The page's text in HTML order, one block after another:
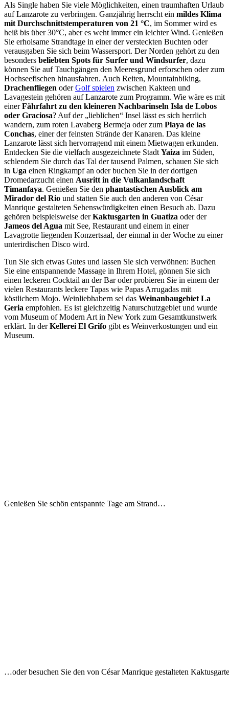
Als Single haben Sie viele Möglichkeiten, einen traumhaften Urlaub
auf Lanzarote zu verbringen. Ganzjährig herrscht ein mildes Klima
mit Durchschnittstemperaturen von 21 °C, im Sommer wird es
heiß bis über 30°C, aber es weht immer ein leichter Wind. Genießen
Sie erholsame Strandtage in einer der versteckten Buchten oder
verausgaben Sie sich beim Wassersport. Der Norden gehört zu den
besonders beliebten Spots für Surfer und Windsurfer, dazu
können Sie auf Tauchgängen den Meeresgrund erforschen oder zum
Hochseefischen hinausfahren. Auch Reiten, Mountainbiking,
Drachenfliegen oderGolf spielen zwischen Kakteen und
Lavagestein gehören auf Lanzarote zum Programm. Wie wäre es mit
einerFährfahrt zu den kleineren Nachbarinseln Isla de Lobos
oder Graciosa? Auf der „lieblichen“ Insel lässt es sich herrlich
wandern, zum roten Lavaberg Bermeja oder zum Playa de las
Conchas, einer der feinsten Strände der Kanaren. Das kleine
Lanzarote lässt sich hervorragend mit einem Mietwagen erkunden.
Entdecken Sie die vielfach ausgezeichnete Stadt Yaiza im Süden,
schlendern Sie durch das Tal der tausend Palmen, schauen Sie sich
in Uga einen Ringkampf an oder buchen Sie in der dortigen
Dromedarzucht einen Ausritt in die Vulkanlandschaft
Timanfaya. Genießen Sie den phantastischen Ausblick am
Mirador del Rio und statten Sie auch den anderen von César
Manrique gestalteten Sehenswürdigkeiten einen Besuch ab. Dazu
gehören beispielsweise derKaktusgarten in Guatiza oder der
Jameos del Agua mit See, Restaurant und einem in einer
Lavagrotte liegenden Konzertsaal, der einmal in der Woche zu einer
unterirdischen Disco wird.
Tun Sie sich etwas Gutes und lassen Sie sich verwöhnen: Buchen
Sie eine entspannende Massage in Ihrem Hotel, gönnen Sie sich
einen leckeren Cocktail an der Bar oder probieren Sie in einem der
vielen Restaurants leckere Tapas wie Papas Arrugadas mit
köstlichem Mojo. Weinliebhabern sei das Weinanbaugebiet La
Geria empfohlen. Es ist gleichzeitig Naturschutzgebiet und wurde
vom Museum of Modern Art in New York zum Gesamtkunstwerk
erklärt. In derKellerei El Grifo gibt es Weinverkostungen und ein
Museum.
Genießen Sie schön entspannte Tage am Strand…
…oder besuchen Sie den von César Manrique gestalteten